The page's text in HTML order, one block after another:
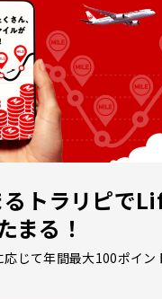
JALグループを装っ
にご注意ください
令和8年熊本地震に
付の受け付けについ
台風13号の影響に
について（国内線）
羽田空港国内線「
月1日予定）および
（2026年9月1日〜
トラリピで
まる！
じて年間最大100ポイン